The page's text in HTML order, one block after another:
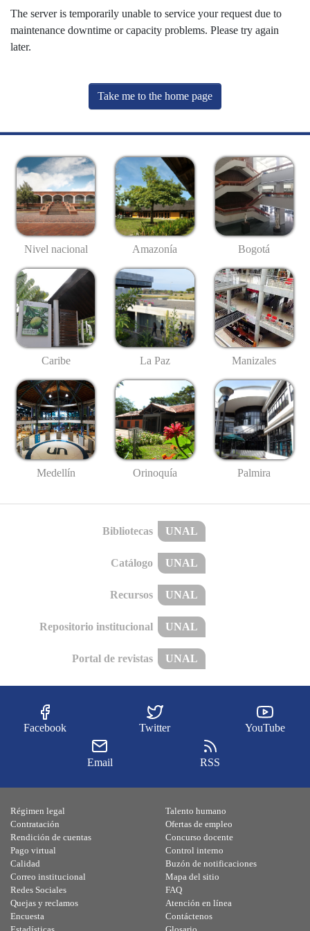
The server is temporarily unable to service your request due to
maintenance downtime or capacity problems. Please try again
later.
Take me to the home page
Nivel nacional Amazonía Bogotá
Caribe La Paz Manizales
Medellín Orinoquía Palmira
Bibliotecas UNAL
Catálogo UNAL
Recursos UNAL
Repositorio institucional UNAL
Portal de revistas UNAL
Facebook Twitter YouTube
Email RSS
Régimen legal
Contratación
Rendición de cuentas
Pago virtual
Calidad
Talento humano
Ofertas de empleo
Concurso docente
Control interno
Buzón de notificaciones
Correo institucional
Redes Sociales
Quejas y reclamos
Encuesta
Mapa del sitio
FAQ
Atención en línea
Contáctenos